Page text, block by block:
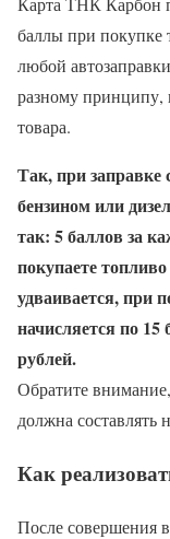
баллы при покупке
любой
разному принципу,
товара.
Так, при
бензином или
так: 5 баллов за
покупаете
удваивается, при
начисляется по
рублей.
Обратите
должна составлять
Как
После совершения